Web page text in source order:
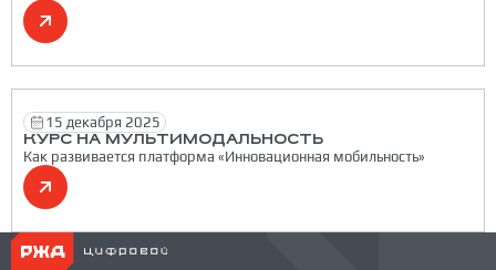
15 декабря 2025
КУРС НА МУЛЬТИМОДАЛЬНОСТЬ
Как развивается платформа «Инновационная мобильность»